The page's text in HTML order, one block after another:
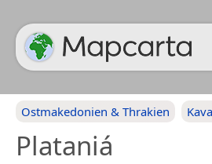
Ostmakedonien & Thrakien
Plataniá